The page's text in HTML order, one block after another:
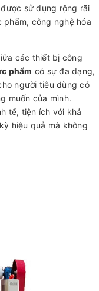
được sử dụng rộng rãi
công nghệ hóa
các thiết bị công
phẩm có sự đa dạng,
người tiêu dùng có
muốn của mình.
tế, tiện ích với khả
hiệu quả mà không